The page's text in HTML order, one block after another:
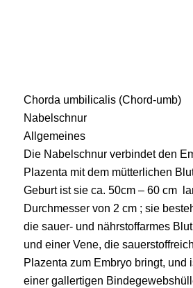
Chorda umbilicalis (Chord-umb)
Nabelschnur
Allgemeines
Die Nabelschnur verbindet den
Plazenta mit dem mütterlichen
Geburt ist sie ca. 50cm – 60 cm
Durchmesser von 2 cm ; sie
die sauer- und nährstoffarmes
und einer Vene, die
Plazenta zum Embryo bringt, und
einer gallertigen